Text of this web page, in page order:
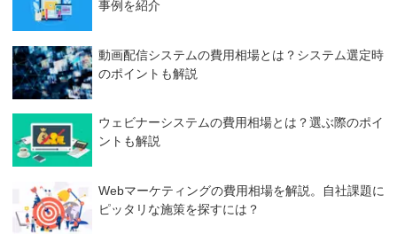
事例を紹介
動画配信システムの費用相場とは？システム選定時
のポイントも解説
ウェビナーシステムの費用相場とは？選ぶ際のポイ
ントも解説
Webマーケティングの費用相場を解説。自社課題に
ピッタリな施策を探すには？